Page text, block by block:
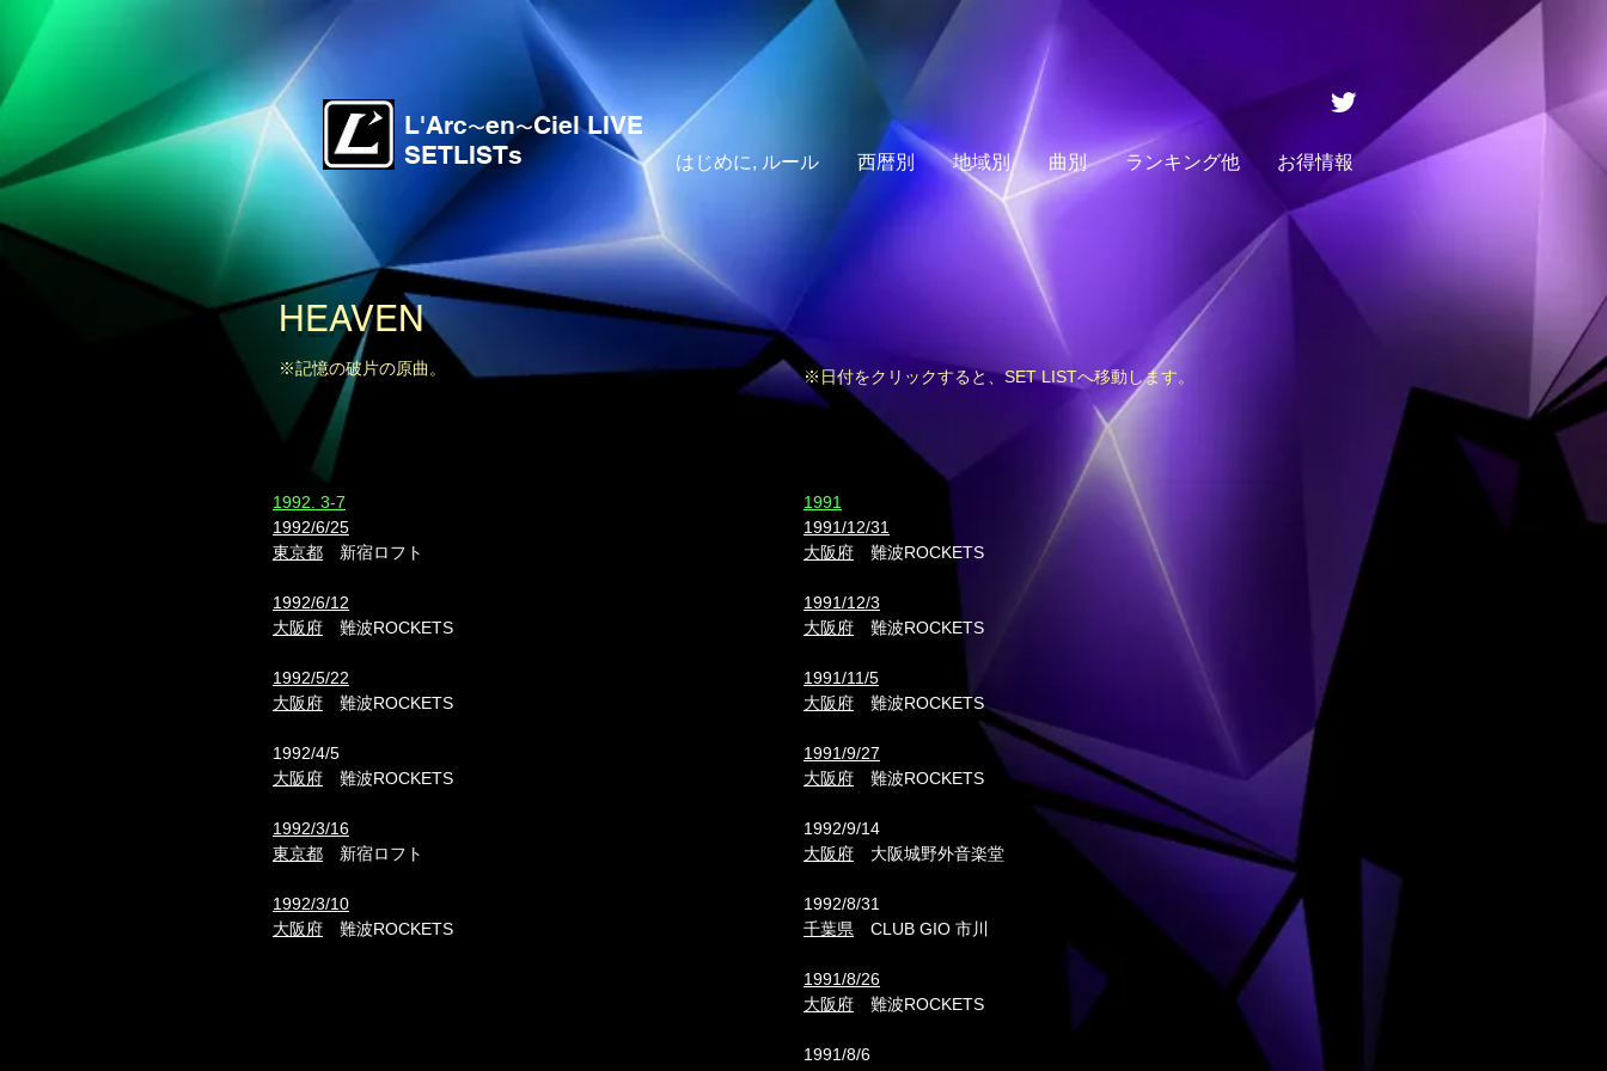
L'Arc〜en〜Ciel LIVE
SETLISTs
はじめに, ルール 西暦別 地域別 曲別 ランキング他 お得情報
HEAVEN
※記憶の破片の原曲。 ※日付をクリックすると、SET LISTへ移動します。
​1992. 3-7
1992/6/25
東京都 新宿ロフト
1992/6/12
大阪府 難波ROCKETS
1992/5/22
大阪府 難波ROCKETS
1992/4/5
大阪府 難波ROCKETS
1992/3/16
東京都 新宿ロフト
1992/3/10
大阪府 難波ROCKETS
​1991
1991/12/31
大阪府 難波ROCKETS
1991/12/3
大阪府 難波ROCKETS
1991/11/5
大阪府 難波ROCKETS
1991/9/27
大阪府 難波ROCKETS
1992/9/14
大阪府 大阪城野外音楽堂
1992/8/31
千葉県 CLUB GIO 市川
1991/8/26
大阪府 難波ROCKETS
1991/8/6